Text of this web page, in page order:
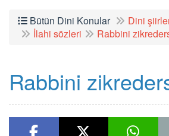
Bütün Dini Konular
Dini
İlahi sözleri
Rabbini
Rabbini